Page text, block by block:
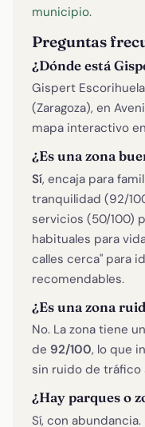
municipio.
Preguntas
¿Dónde está
Gispert
(Zaragoza), en
mapa interactivo
¿Es una zona
Sí, encaja para
tranquilidad (92/
servicios (50/100)
habituales para
calles cerca" para
recomendables.
¿Es una zona
No. La zona tiene
de 92/100, lo que
sin ruido de tráfico
¿Hay parques o
Sí, con